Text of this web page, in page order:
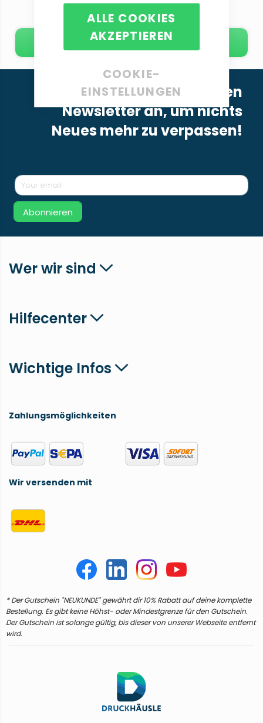
E-Mail schreiben
Melde dich für unseren
Newsletter an, um nichts
Neues mehr zu verpassen!
Abonnieren
Wer wir sind
Hilfecenter
Wichtige Infos
Zahlungsmöglichkeiten
Wir versenden mit
Bestellung. Es gibt keine Höhst- oder Mindestgrenze für den Gutschein.
Der Gutschein ist solange gültig, bis dieser von unserer Webseite entfernt
wird.
ALLE COOKIES
AKZEPTIEREN
COOKIE-
EINSTELLUNGEN